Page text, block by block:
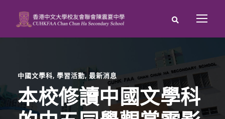
中國文學科, 學習活動, 最新消息
本校修讀中國文學科